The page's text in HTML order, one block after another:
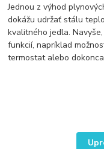
Jednou z výhod
dokážu udržať stálu
kvalitného jedla.
funkcií, napríklad
termostat alebo